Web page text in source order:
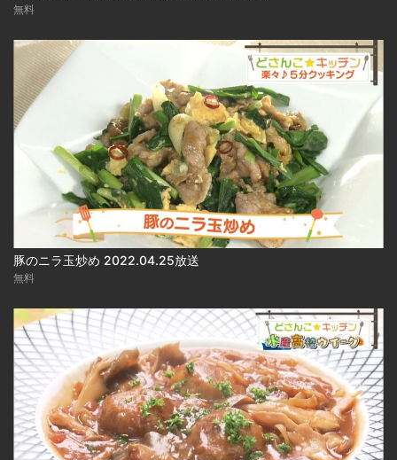
無料
豚のニラ玉炒め 2022.04.25放送
無料